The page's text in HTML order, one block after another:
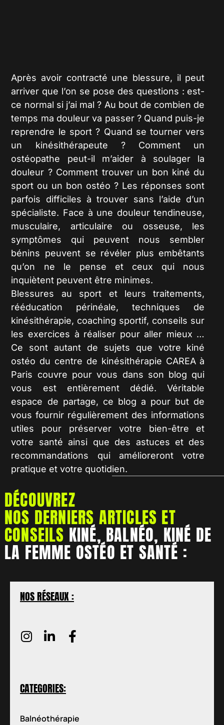
Après avoir contracté une blessure, il peut
arriver que l’on se pose des questions : est-
ce normal si j’ai mal ? Au bout de combien de
temps ma douleur va passer ? Quand puis-je
reprendre le sport ? Quand se tourner vers
un kinésithérapeute ? Comment un
ostéopathe peut-il m’aider à soulager la
douleur ? Comment trouver un bon kiné du
sport ou un bon ostéo ? Les réponses sont
parfois difficiles à trouver sans l’aide d’un
spécialiste. Face à une douleur tendineuse,
musculaire, articulaire ou osseuse, les
symptômes qui peuvent nous sembler
bénins peuvent se révéler plus embêtants
qu’on ne le pense et ceux qui nous
inquiètent peuvent être minimes.
Blessures au sport et leurs traitements,
rééducation périnéale, techniques de
kinésithérapie, coaching sportif, conseils sur
les exercices à réaliser pour aller mieux …
Ce sont autant de sujets que votre kiné
ostéo du centre de kinésithérapie CAREA à
Paris couvre pour vous dans son blog qui
vous est entièrement dédié. Véritable
espace de partage, ce blog a pour but de
vous fournir régulièrement des informations
utiles pour préserver votre bien-être et
votre santé ainsi que des astuces et des
recommandations qui amélioreront votre
pratique et votre quotidien.
DÉCOUVREZ
NOS DERNIERS ARTICLES ET
CONSEILS KINÉ, BALNÉO, KINÉ DE
LA FEMME OSTÉO ET SANTÉ :
NOS RÉSEAUX :
CATEGORIES:
Balnéothérapie